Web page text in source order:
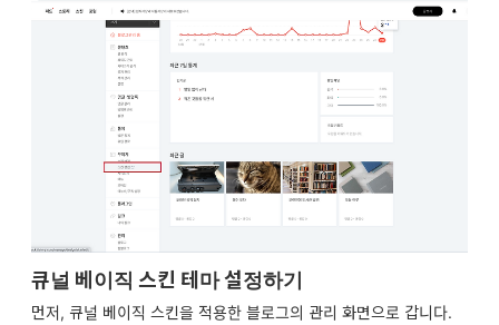
이 몇 개일지를 정할 수 있습니다. 목록 구성 요소 목록만, 내용만,
목록+내용 홈 화면의 글 목록을 목록 스타일이 적용된 목록으로만
보이게 할 지, 글 화면의 내용으로만 보이게 할 지, 아니면 둘 다 보
이게 할 지를 설정할 수 있습니다. 다 설정했다면, 꼭! 상단의 '적
용'을 눌러주세요.
큐널 베이직 스킨 테마 설정하기
먼저, 큐널 베이직 스킨을 적용한 블로그의 관리 화면으로 갑니다.